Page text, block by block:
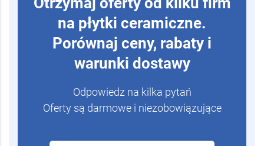
Otrzymaj oferty od kilku firm
na płytki ceramiczne.
Porównaj ceny, rabaty i
warunki dostawy